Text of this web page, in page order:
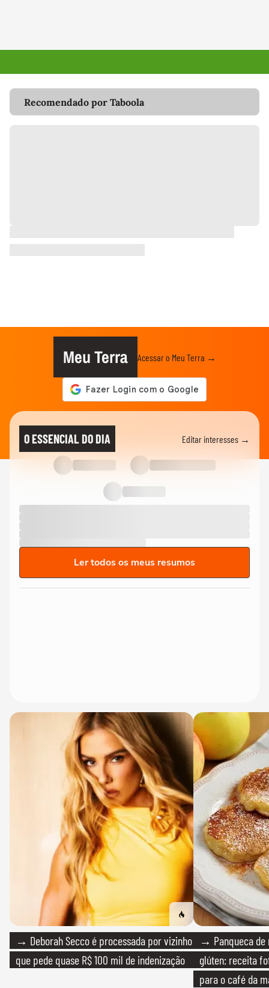
Recomendado por Taboola
Meu Terra Acessar o Meu Terra →
O ESSENCIAL DO DIA Editar interesses →
Ler todos os meus resumos
→ Deborah Secco é processada por vizinho
que pede quase R$ 100 mil de indenização
→ Panqueca de
glúten: receita
para o café da